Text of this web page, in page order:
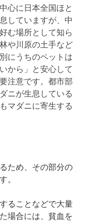
心に日本全国ほと
していますが、中
む場所として知ら
や川原の土手など
にうちのペットは
から」と安心して
注意です。都市部
ニが生息している
マダニに寄生する
ため、その部分の
。
ることなどで大量
場合には、貧血を